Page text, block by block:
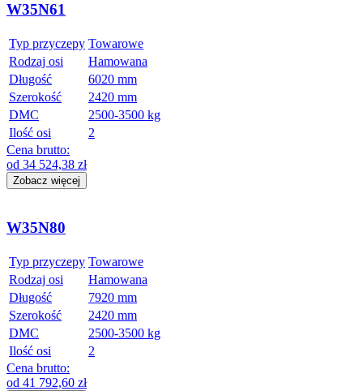
W35N61
Typ przyczepy Towarowe
Rodzaj osi
Hamowana
Długość
6020 mm
Szerokość
2420 mm
DMC
2500-3500 kg
Ilość osi
2
Cena brutto:
od 34 524,38 zł
Zobacz więcej
W35N80
Typ przyczepy Towarowe
Rodzaj osi
Hamowana
Długość
7920 mm
Szerokość
2420 mm
DMC
2500-3500 kg
Ilość osi
2
Cena brutto:
od 41 792,60 zł